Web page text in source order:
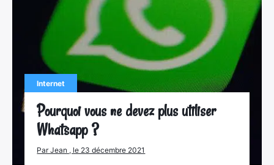
Internet
Pourquoi vous ne devez plus utiliser
Whatsapp ?
Par Jean , le 23 décembre 2021